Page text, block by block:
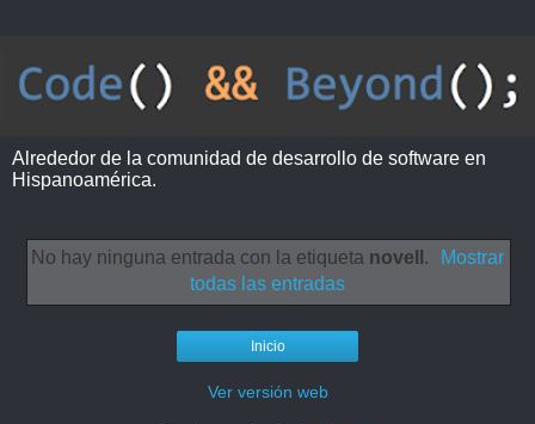
Alrededor de la comunidad de desarrollo de software en
Hispanoamérica.
No hay ninguna entrada con la etiqueta novell .
Mostrar
todas las entradas
Inicio
Ver versión web